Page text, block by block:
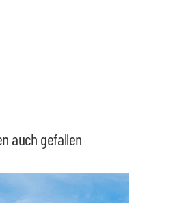
auch gefallen